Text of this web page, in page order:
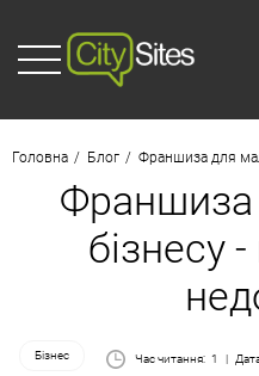
Головна Блог Франшиза для
Франшиза
бізнесу
Бізнес Час читання: 1